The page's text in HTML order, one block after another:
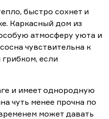
быстро сохнет и
Каркасный дом из
атмосферу уюта и
чувствительна к
если
и имеет однородную
чуть менее прочна по
может давать